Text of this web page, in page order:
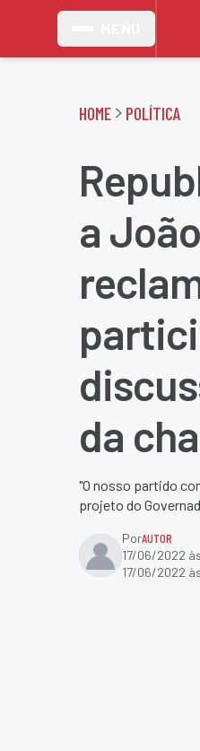
HOME POLÍTICA
a
da
"O nosso partido
projeto do
PorAUTOR
17/06/2022
17/06/2022